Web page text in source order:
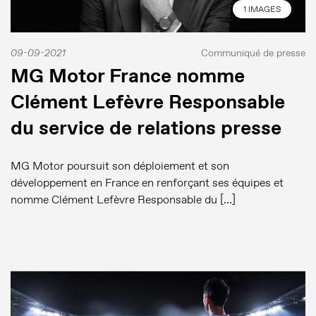
1 IMAGES
09-09-2021 Communiqué de presse
MG Motor France nomme
Clément Lefèvre Responsable
du service de relations presse
MG Motor poursuit son déploiement et son
développement en France en renforçant ses équipes et
nomme Clément Lefèvre Responsable du […]